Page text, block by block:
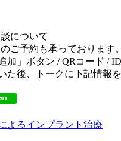
について
ご予約も承っております。
加」ボタン / QRコード /
た後、トークに下記情報